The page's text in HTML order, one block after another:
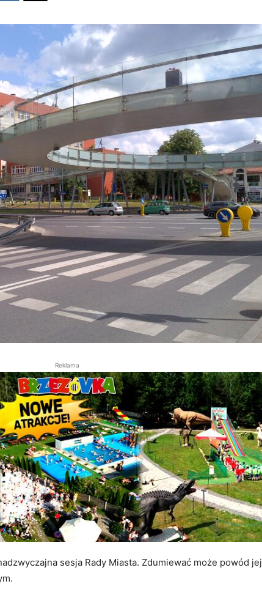
Reklama
sesja Rady Miasta. Zdumiewać może powód jej